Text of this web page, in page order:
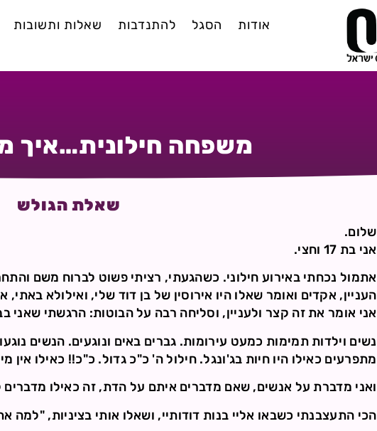
אודות הסגל להתנדבות שאלות ותשובות
משפחה חילונית…איך
שאלת הגולש
שלום.
אני בת 17 וחצי.
אתמול נכחתי באירוע חילוני. כשהגעתי, רציתי פשוט לברוח משם
העניין, אקדים ואומר שאלו היו אירוסין של בן דוד שלי, ואילולא
אני אומר את זה קצר ולעניין, וסליחה רבה על הבוטות: הרגשתי שאני
נשים וילדות תמימות כמעט עירומות. גברים באים ונוגעים. הנשים
מתפרעים כאילו היו חיות בג'ונגל. חילול ה' כ"כ גדול. כ"כ!! כאילו
ואני מדברת על אנשים, שאם מדברים איתם על הדת, זה כאילו מדברים
הכי התעצבנתי כשבאו אליי בנות דודותיי, ושאלו אותי בציניות,